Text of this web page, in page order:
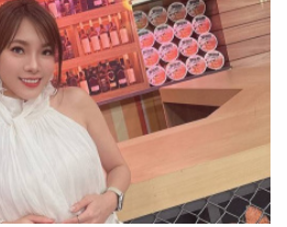
希望大家都能找到屬於自己的幸
剛短暫公開，卻因不明原因火速遭
女星葉芸希交往多年，日前才在
有許多好消息，包括生日、宣布
月登記結婚也是想「搭上幸福的
員均會出席。當時，頤原被問到
婚」，他則回應說，目前只先登
2隻毛小孩。